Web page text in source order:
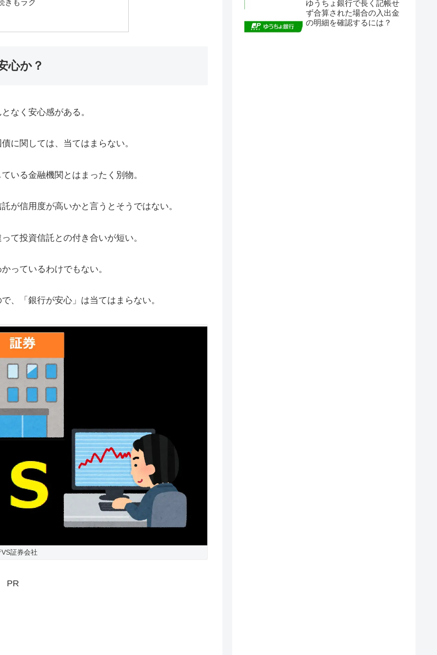
きもラク
心か？
なく安心感がある。
関しては、当てはまらない。
る金融機関とはまったく別物。
信用度が高いかと言うとそうではない。
投資信託との付き合いが短い。
っているわけでもない。
「銀行が安心」は当てはまらない。
証券会社
PR
ゆうちょ銀行で長く記帳せ
ず合算された場合の入出金
の明細を確認するには？